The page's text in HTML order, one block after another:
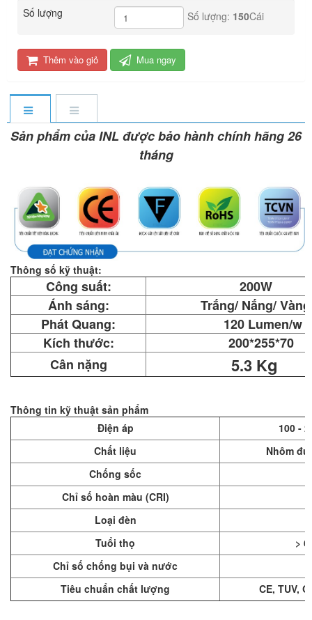
Số lượng Số lượng: 150Cái
Thêm vào giỏ Mua ngay
Sản phẩm của INL được bảo hành chính hãng 26
tháng
Thông số kỹ thuật:
Công suất:
200W
Ánh sáng:
Trắng/ Nắng/ Vàng
Phát Quang:
120 Lumen/w
Kích thước:
200*255*70
Cân nặng
5.3 Kg
Thông tin kỹ thuật sản phẩm
Điện áp
100 -
Chất liệu
Nhôm
Chống sốc
Chỉ số hoàn màu (CRI)
Loại đèn
Tuổi thọ
>
Chỉ số chống bụi và nước
Tiêu chuẩn chất lượng
CE, TUV,